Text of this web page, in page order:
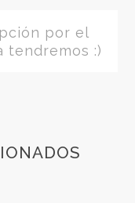
por el
tendremos :)